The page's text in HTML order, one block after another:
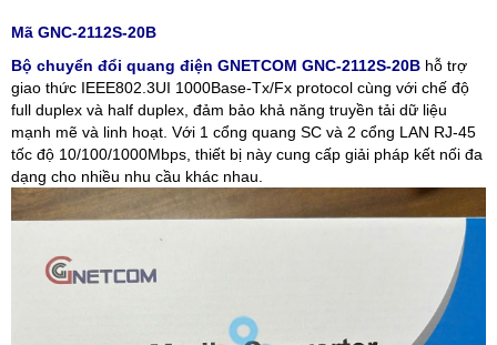
Mã GNC-2112S-20B
Bộ chuyển đổi quang điện GNETCOM GNC-2112S-20B hỗ trợ
giao thức IEEE802.3UI 1000Base-Tx/Fx protocol cùng với chế độ
full duplex và half duplex, đảm bảo khả năng truyền tải dữ liệu
mạnh mẽ và linh hoạt. Với 1 cổng quang SC và 2 cổng LAN RJ-45
tốc độ 10/100/1000Mbps, thiết bị này cung cấp giải pháp kết nối đa
dạng cho nhiều nhu cầu khác nhau.